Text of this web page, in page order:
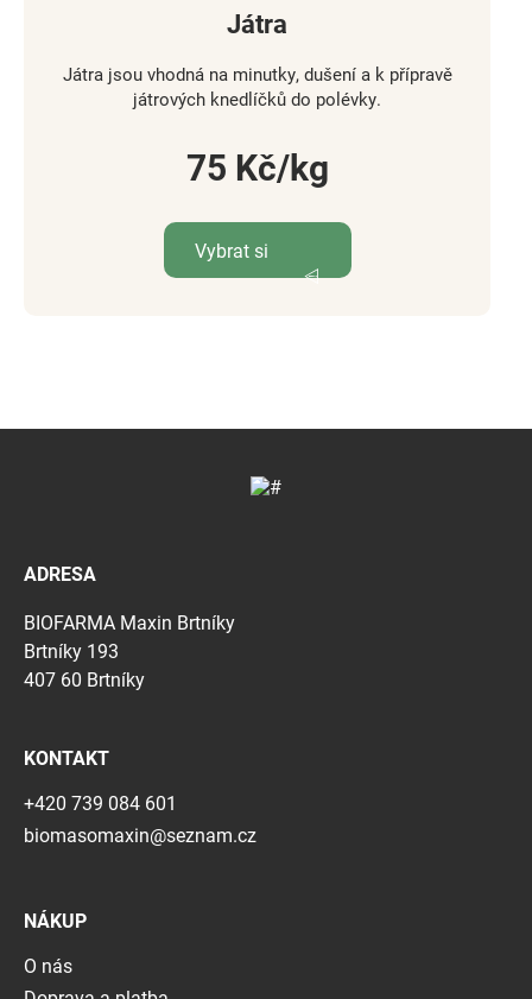
Játra
Játra jsou vhodná na minutky, dušení a k přípravě
játrových knedlíčků do polévky.
75 Kč
Vybrat si
ADRESA
BIOFARMA Maxin Brtníky
Brtníky 193
407 60 Brtníky
KONTAKT
+420 739 084 601
biomasomaxin@seznam.cz
NÁKUP
O nás